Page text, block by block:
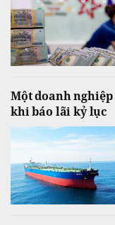
Một doanh
khi báo lãi kỷ lục